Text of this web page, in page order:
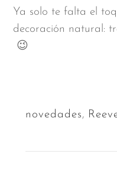
Ya solo te falta el
decoración natural:
😉
novedades,